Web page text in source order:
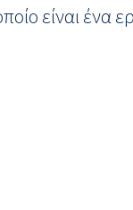
είναι ένα